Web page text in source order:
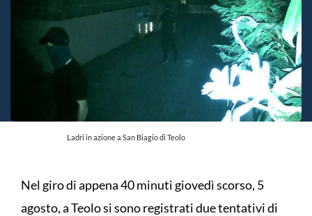
Ladri in azione a San Biagio di Teolo
Nel giro di appena 40 minuti giovedì scorso, 5
agosto, a Teolo si sono registrati due tentativi di